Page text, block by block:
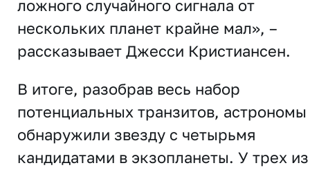
ложного случайного сигнала от
нескольких планет крайне мал», –
рассказывает Джесси Кристиансен.
В итоге, разобрав весь набор
потенциальных транзитов, астрономы
обнаружили звезду с четырьмя
кандидатами в экзопланеты. У трех из